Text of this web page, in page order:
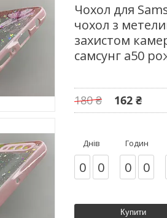
Чохол для
чохол з
захистом
самсунг а50
180 ₴ 162 ₴
Днів
0 0
Годин
0 0
Купити